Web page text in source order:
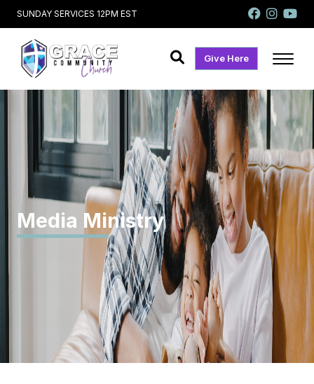
SUNDAY SERVICES 12PM EST
Give Here
Media Ministry